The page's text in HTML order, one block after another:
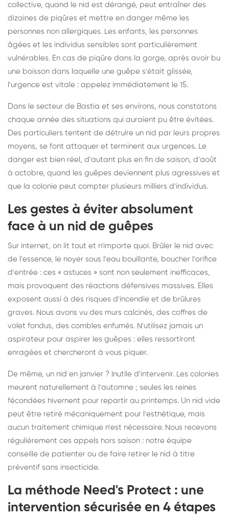
collective, quand le nid est dérangé, peut entraîner des
dizaines de piqûres et mettre en danger même les
personnes non allergiques. Les enfants, les personnes
âgées et les individus sensibles sont particulièrement
vulnérables. En cas de piqûre dans la gorge, après avoir bu
une boisson dans laquelle une guêpe s'était glissée,
l'urgence est vitale : appelez immédiatement le 15.
Dans le secteur de Bastia et ses environs, nous constatons
chaque année des situations qui auraient pu être évitées.
Des particuliers tentent de détruire un nid par leurs propres
moyens, se font attaquer et terminent aux urgences. Le
danger est bien réel, d'autant plus en fin de saison, d'août
à octobre, quand les guêpes deviennent plus agressives et
que la colonie peut compter plusieurs milliers d'individus.
Les gestes à éviter absolument
face à un nid de guêpes
Sur internet, on lit tout et n'importe quoi. Brûler le nid avec
de l'essence, le noyer sous l'eau bouillante, boucher l'orifice
d'entrée : ces « astuces » sont non seulement inefficaces,
mais provoquent des réactions défensives massives. Elles
exposent aussi à des risques d'incendie et de brûlures
graves. Nous avons vu des murs calcinés, des coffres de
volet fondus, des combles enfumés. N'utilisez jamais un
aspirateur pour aspirer les guêpes : elles ressortiront
enragées et chercheront à vous piquer.
De même, un nid en janvier ? Inutile d'intervenir. Les colonies
meurent naturellement à l'automne ; seules les reines
fécondées hivernent pour repartir au printemps. Un nid vide
peut être retiré mécaniquement pour l'esthétique, mais
aucun traitement chimique n'est nécessaire. Nous recevons
régulièrement ces appels hors saison : notre équipe
conseille de patienter ou de faire retirer le nid à titre
préventif sans insecticide.
La méthode Need's Protect : une
intervention sécurisée en 4 étapes